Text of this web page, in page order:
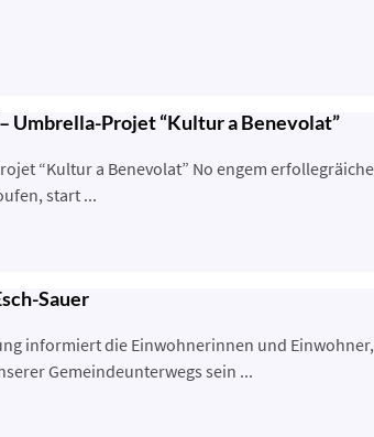
Umbrella-Projet “Kultur a Benevolat”
“Kultur a Benevolat” No engem
start ...
Sauer
informiert die Einwohnerinnen und
Gemeindeunterwegs sein ...